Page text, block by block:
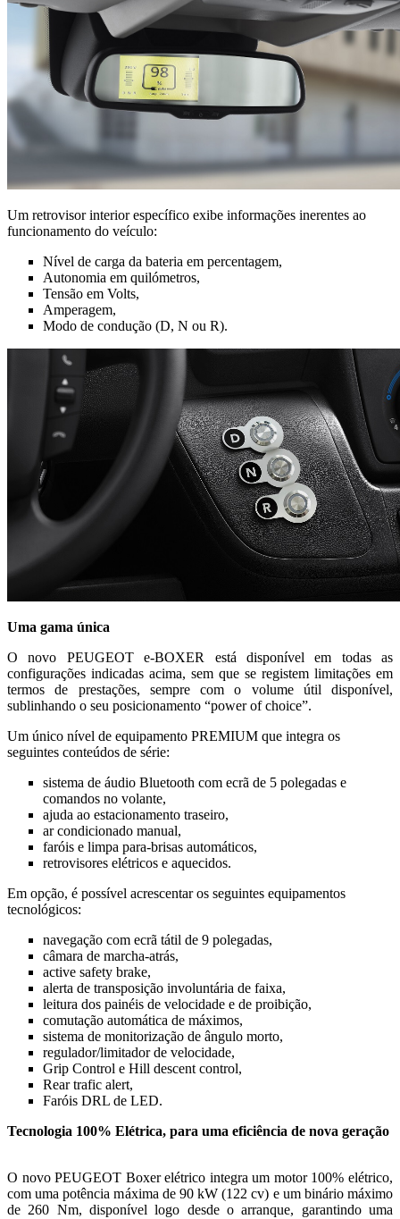
Um retrovisor interior específico exibe informações inerentes ao
funcionamento do veículo:
Nível de carga da bateria em percentagem,
Autonomia em quilómetros,
Tensão em Volts,
Amperagem,
Modo de condução (D, N ou R).
Uma gama única
O novo PEUGEOT e-BOXER está disponível em todas as
configurações indicadas acima, sem que se registem limitações em
termos de prestações, sempre com o volume útil disponível,
sublinhando o seu posicionamento “power of choice”.
Um único nível de equipamento PREMIUM que integra os
seguintes conteúdos de série:
sistema de áudio Bluetooth com ecrã de 5 polegadas e
comandos no volante,
ajuda ao estacionamento traseiro,
ar condicionado manual,
faróis e limpa para-brisas automáticos,
retrovisores elétricos e aquecidos.
Em opção, é possível acrescentar os seguintes equipamentos
tecnológicos:
navegação com ecrã tátil de 9 polegadas,
câmara de marcha-atrás,
active safety brake,
alerta de transposição involuntária de faixa,
leitura dos painéis de velocidade e de proibição,
comutação automática de máximos,
sistema de monitorização de ângulo morto,
regulador/limitador de velocidade,
Grip Control e Hill descent control,
Rear trafic alert,
Faróis DRL de LED.
Tecnologia 100% Elétrica, para uma eficiência de nova geração
O novo PEUGEOT Boxer elétrico integra um motor 100% elétrico,
com uma potência máxima de 90 kW (122 cv) e um binário máximo
de 260 Nm, disponível logo desde o arranque, garantindo uma